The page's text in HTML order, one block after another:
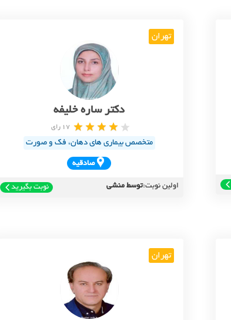
تهران
دکتر ساره خلیفه
17 رای
متخصص بیماری های دهان، فک و صورت
صادقيه
اولین نوبت:توسط منشی نوبت بگیرید
تهران